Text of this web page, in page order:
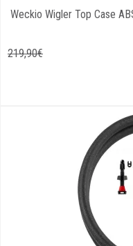
Weckio Wigler Top Case
219,90€